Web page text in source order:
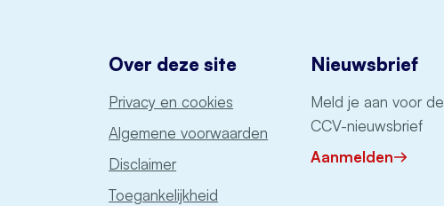
Over deze site
Privacy en cookies
Algemene voorwaarden
Disclaimer
Toegankelijkheid
Nieuwsbrief
Meld je aan voor de
CCV-nieuwsbrief
Aanmelden